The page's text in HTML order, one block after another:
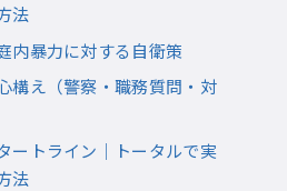
法
内暴力に対する自衛策
構え（警察・職務質問・対
ートライン｜トータルで実
法